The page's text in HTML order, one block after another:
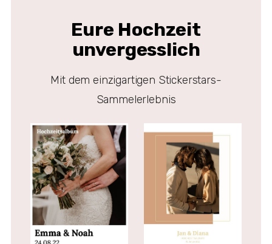
Eure Hochzeit
unvergesslich
Mit dem einzigartigen Stickerstars-
Sammelerlebnis